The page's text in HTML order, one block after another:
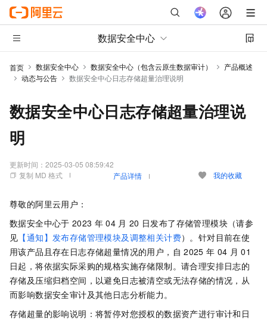
数据安全中心
首页 数据安全中心 数据安全中心（包含云原生数据审计）
产品概述
动态与公告
数据安全中心日志存储超量治理说明
数据安全中心日志存储超量治理说
明
更新时间： 2025-03-05 08:59:42
复制 MD 格式
产品详情 我的收藏
尊敬的阿里云用户：
数据安全中心于 2023 年 04 月 20 日发布了存储管理模块（请参
见 【通知】发布存储管理模块及调整相关计费）。针对目前在使
用该产品且存在日志存储超量情况的用户，自 2025 年 04 月 01
日起，将依据实际采购的规格实施存储限制。请合理安排日志的
存储及压缩归档空间，以避免日志被清空或无法存储的情况，从
而影响数据安全审计及其他日志分析能力。
存储超量的影响说明：将暂停对您授权的数据资产进行审计和日